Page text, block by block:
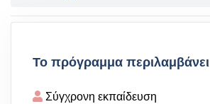
Το πρόγραμμα περιλαμβάνει
Σύγχρονη εκπαίδευση